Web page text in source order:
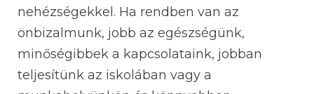
nehézségekkel. Ha rendben van az
önbizalmunk, jobb az egészségünk,
minőségibbek a kapcsolataink, jobban
teljesítünk az iskolában vagy a